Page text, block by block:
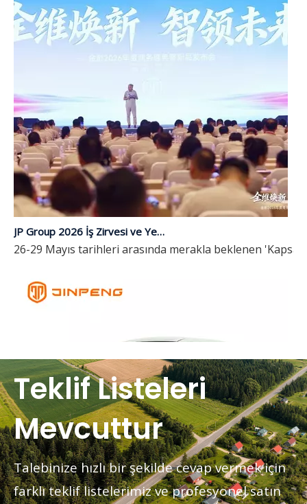
JP Group 2026 İş Zirvesi ve Yeni Ürün Lansmanı Başarıyla Sona Erdi | Kapsamlı Yükseltme, Geleceğe Zekayla Liderlik Ediyor
26-29 Mayıs tarihleri ​​arasında merakla beklenen
Teklif Listeleri
Mevcuttur
Talebinize hızlı bir şekilde cevap vermek için
farklı teklif listelerimiz ve profesyonel satın